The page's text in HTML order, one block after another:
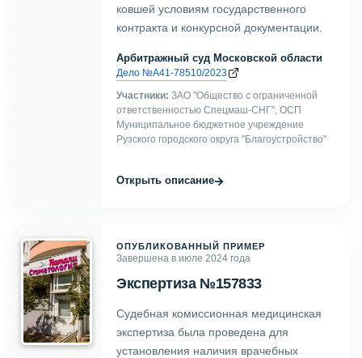
ковшей условиям государственного
контракта и конкурсной документации.
Арбитражный суд Московской области
Дело №А41-78510/2023
Участники: ЗАО "Общество с ограниченной
ответственностью Спецмаш-СНГ", ОСП
Муниципальное бюджетное учреждение
Рузского городского округа "Благоустройство"
Открыть описание→
ОПУБЛИКОВАННЫЙ ПРИМЕР
Завершена в июле 2024 года
Экспертиза №157833
Судебная комиссионная медицинская
экспертиза была проведена для
установления наличия врачебных